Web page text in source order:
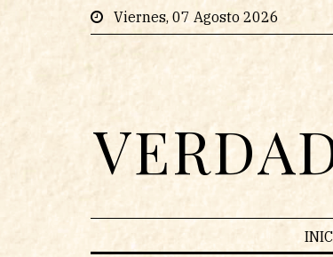
Viernes, 07 Agosto 2026